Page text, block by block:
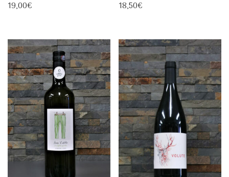
19,00€ 18,50€